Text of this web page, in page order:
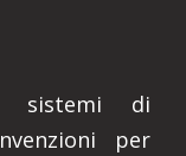
sistemi di
per